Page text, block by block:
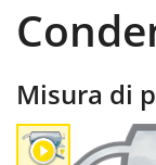
Misura di